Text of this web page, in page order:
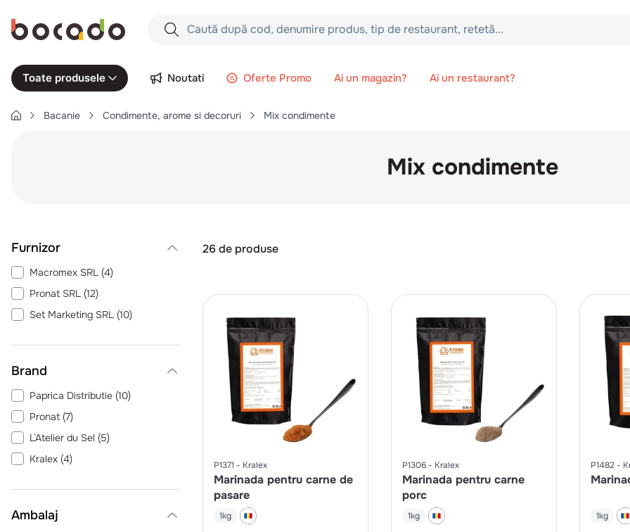
Caută după cod, denumire produs, tip de restaurant, retetă...
Căutări populare
ceafa
pizza
Toate produsele Noutati Oferte Promo Ai un magazin? Ai un restaurant?
Bacanie Condimente, arome si decoruri Mix condimente
Mix condimente
Pronat SRL (12)
Set Marketing SRL (10)
Macromex SRL (4)
Brand
Paprica Distributie (10)
Pronat (7)
L`Atelier du Sel (5)
Kralex (4)
Ambalaj
26de produse
P1371 Kralex
Marinada pentru carne de
pasare
1kg
P1306 Kralex
Marinada pentru carne
porc
1kg
P1482
1kg